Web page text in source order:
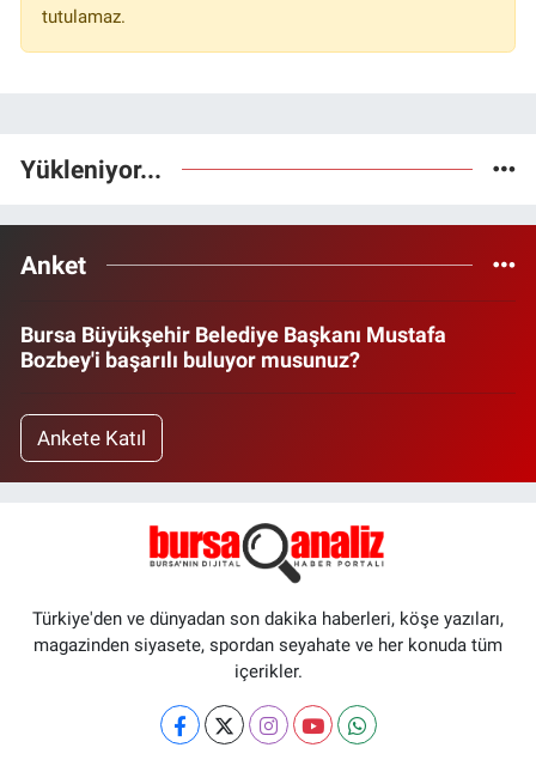
tutulamaz.
Yükleniyor...
Anket
Bursa Büyükşehir Belediye Başkanı Mustafa
Bozbey'i başarılı buluyor musunuz?
Ankete Katıl
Türkiye'den ve dünyadan son dakika haberleri, köşe yazıları,
magazinden siyasete, spordan seyahate ve her konuda tüm
içerikler.